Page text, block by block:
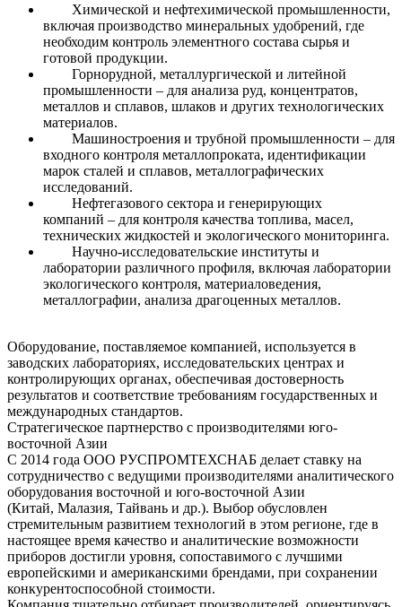
Химической и нефтехимической промышленности,
включая производство минеральных удобрений, где
необходим контроль элементного состава сырья и
готовой продукции.
Горнорудной, металлургической и литейной
промышленности – для анализа руд, концентратов,
металлов и сплавов, шлаков и других технологических
материалов.
Машиностроения и трубной промышленности – для
входного контроля металлопроката, идентификации
марок сталей и сплавов, металлографических
исследований.
Нефтегазового сектора и генерирующих
компаний – для контроля качества топлива, масел,
технических жидкостей и экологического мониторинга.
Научно-исследовательские институты и
лаборатории различного профиля, включая лаборатории
экологического контроля, материаловедения,
металлографии, анализа драгоценных металлов.
Оборудование, поставляемое компанией, используется в
заводских лабораториях, исследовательских центрах и
контролирующих органах, обеспечивая достоверность
результатов и соответствие требованиям государственных и
международных стандартов.
Стратегическое партнерство с производителями юго-
восточной Азии
С 2014 года ООО РУСПРОМТЕХСНАБ делает ставку на
сотрудничество с ведущими производителями аналитического
оборудования восточной и юго-восточной Азии
(Китай, Малазия, Тайвань и др.). Выбор обусловлен
стремительным развитием технологий в этом регионе, где в
настоящее время качество и аналитические возможности
приборов достигли уровня, сопоставимого с лучшими
европейскими и американскими брендами, при сохранении
конкурентоспособной стоимости.